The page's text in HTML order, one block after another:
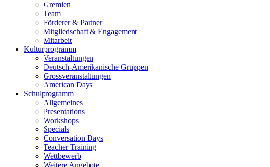
Gremien
Team
Förderer & Partner
Mitgliedschaft & Engagement
Mitarbeit
Kulturprogramm
Veranstaltungen
Deutsch-Amerikanische Gruppen
Grossveranstaltungen
American Days
Schulprogramm
Allgemeines
Presentations
Workshops
Specials
Conversation Days
Teacher Training
Wettbewerb
Weitere Angebote